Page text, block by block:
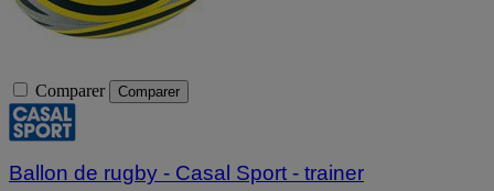
Comparer Comparer
Ballon de rugby - Casal Sport - trainer